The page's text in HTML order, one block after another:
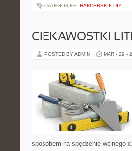
CATEGORIES: HARCERSKIE DIY
CIEKAWOSTKI
POSTED BY ADMIN MAR - 29 -
sposobem na spędzenie wolnego